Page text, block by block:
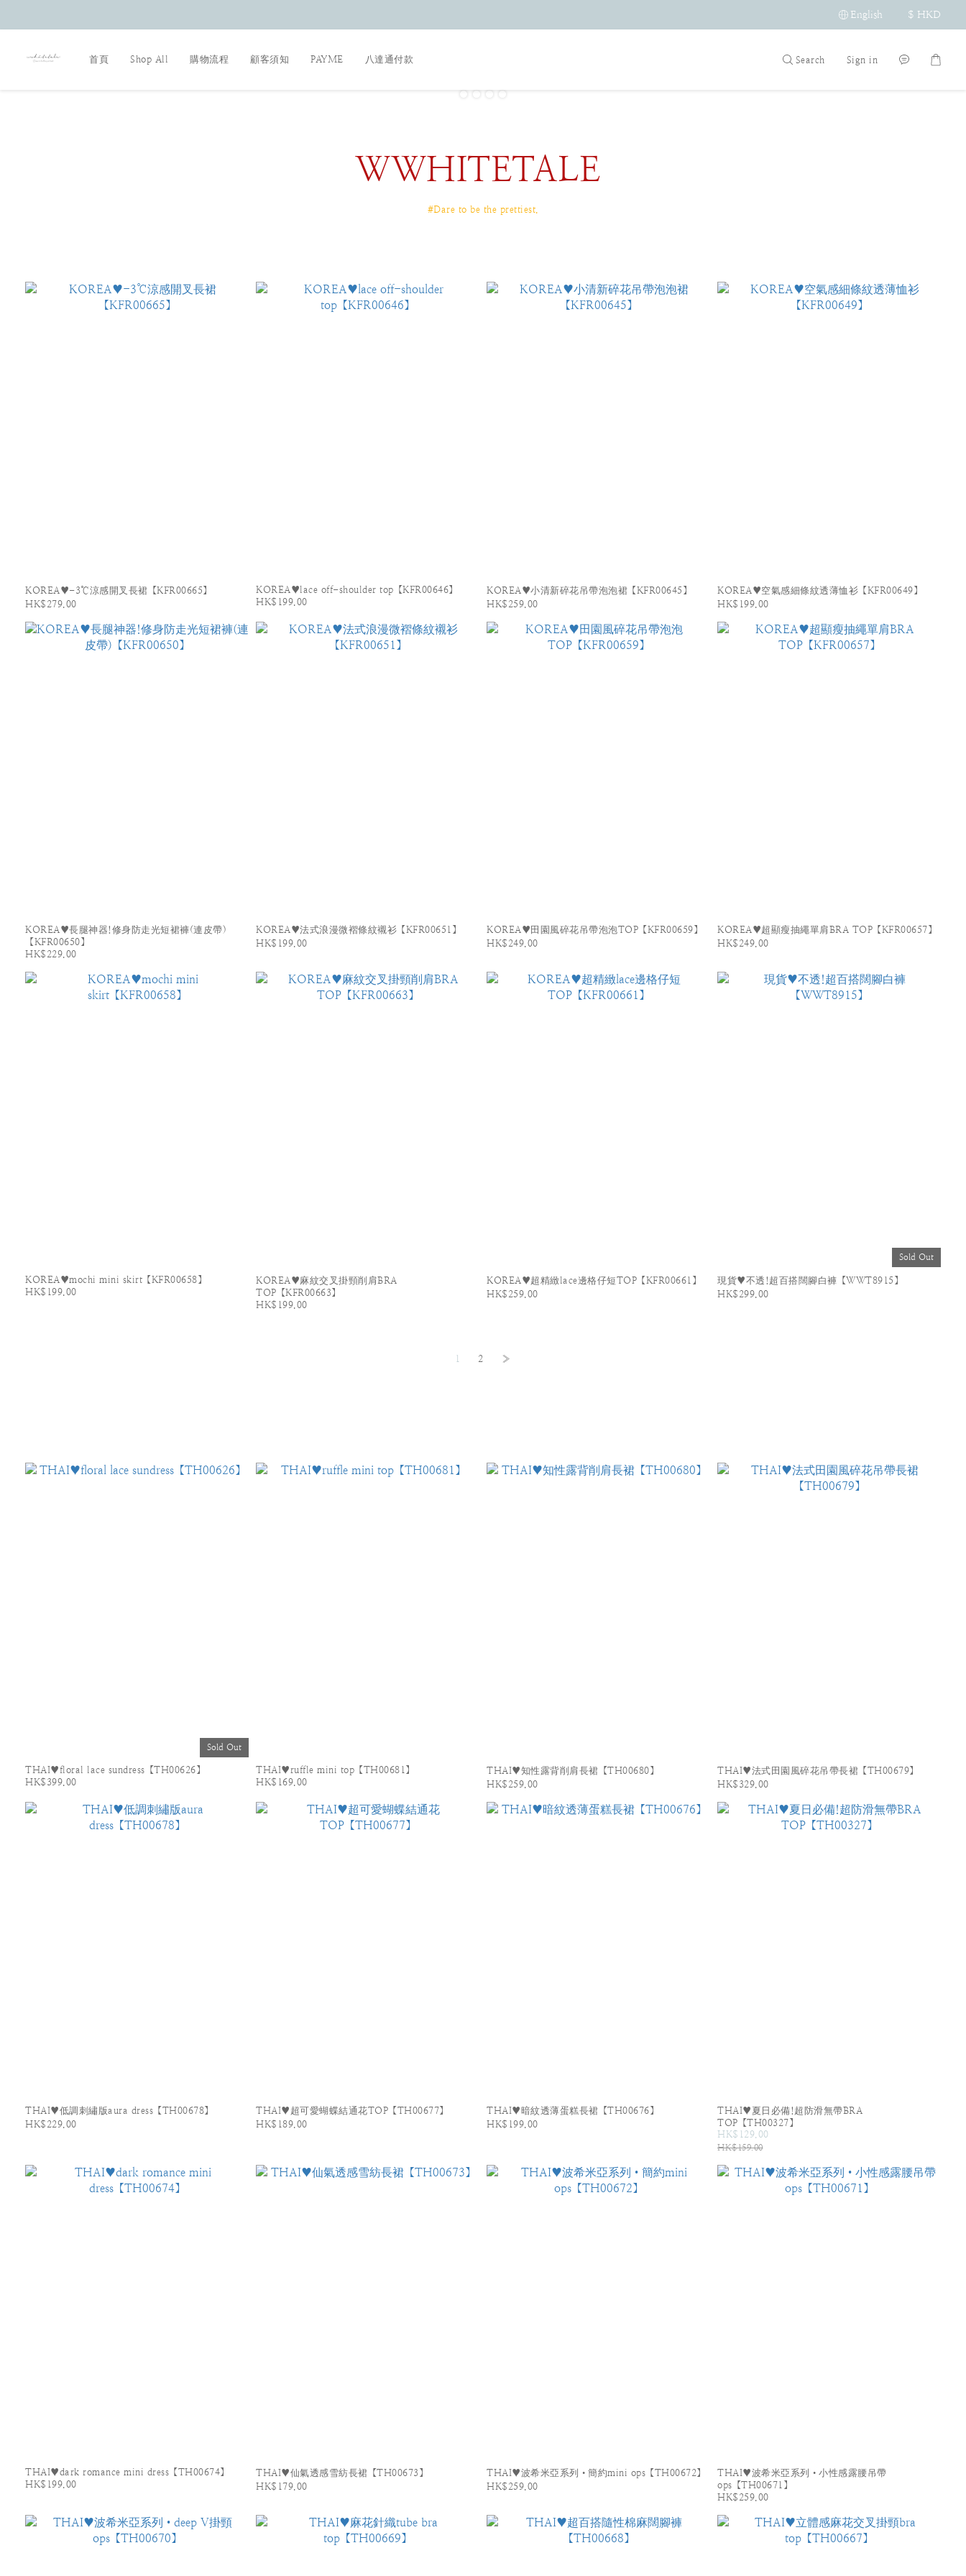
English $ HKD
首頁 Shop All 購物流程 顧客須知 PAYME 八達通付款 Search Sign in
WWHITETALE
#Dare to be the prettiest.
KOREA♥-3℃涼感開叉長裙【KFR00665】
HK$279.00
KOREA♥lace off-shoulder top【KFR00646】
HK$199.00
KOREA♥小清新碎花吊帶泡泡裙【KFR00645】
HK$259.00
KOREA♥空氣感細條紋透薄恤衫【KFR00649】
HK$199.00
KOREA♥長腿神器!修身防走光短裙褲(連皮帶)
【KFR00650】
HK$229.00
KOREA♥法式浪漫微褶條紋襯衫【KFR00651】
HK$199.00
KOREA♥田園風碎花吊帶泡泡TOP【KFR00659】
HK$249.00
KOREA♥超顯瘦抽繩單肩BRA TOP【KFR00657】
HK$249.00
KOREA♥mochi mini skirt【KFR00658】
HK$199.00
KOREA♥麻紋交叉掛頸削肩BRA
TOP【KFR00663】
HK$199.00
KOREA♥超精緻lace邊格仔短TOP【KFR00661】
HK$259.00
Sold Out
現貨♥不透!超百搭闊腳白褲【WWT8915】
HK$299.00
1 2 »
Sold Out
THAI♥floral lace sundress【TH00626】
HK$399.00
THAI♥ruffle mini top【TH00681】
HK$169.00
THAI♥知性露背削肩長裙【TH00680】
HK$259.00
THAI♥法式田園風碎花吊帶長裙【TH00679】
HK$329.00
THAI♥低調刺繡版aura dress【TH00678】
HK$229.00
THAI♥超可愛蝴蝶結通花TOP【TH00677】
HK$189.00
THAI♥暗紋透薄蛋糕長裙【TH00676】
HK$199.00
THAI♥夏日必備!超防滑無帶BRA
TOP【TH00327】
HK$129.00
HK$159.00
THAI♥dark romance mini dress【TH00674】
HK$199.00
THAI♥仙氣透感雪紡長裙【TH00673】
HK$179.00
THAI♥波希米亞系列•簡約mini ops【TH00672】
HK$259.00
THAI♥波希米亞系列•小性感露腰吊帶
ops【TH00671】
HK$259.00